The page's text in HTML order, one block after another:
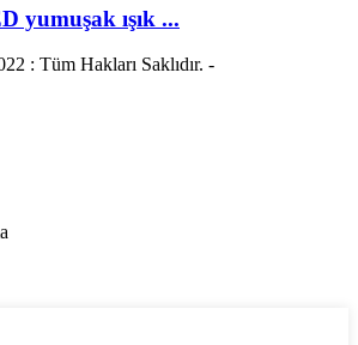
yumuşak ışık ...
: Tüm Hakları Saklıdır. -